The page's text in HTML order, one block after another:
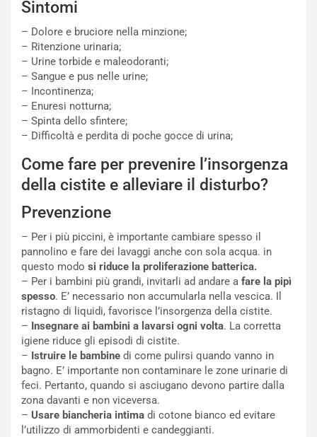
Sintomi
– Dolore e bruciore nella minzione;
– Ritenzione urinaria;
– Urine torbide e maleodoranti;
– Sangue e pus nelle urine;
– Incontinenza;
– Enuresi notturna;
– Spinta dello sfintere;
– Difficoltà e perdita di poche gocce di urina;
Come fare per prevenire l’insorgenza
della cistite e alleviare il disturbo?
Prevenzione
– Per i più piccini, è importante cambiare spesso il
pannolino e fare dei lavaggi anche con sola acqua. in
questo modo si riduce la proliferazione batterica.
– Per i bambini più grandi, invitarli ad andare a fare la pipì
spesso. E’ necessario non accumularla nella vescica. Il
ristagno di liquidi, favorisce l’insorgenza della cistite.
– Insegnare ai bambini a lavarsi ogni volta. La corretta
igiene riduce gli episodi di cistite.
– Istruire le bambine di come pulirsi quando vanno in
bagno. E’ importante non contaminare le zone urinarie di
feci. Pertanto, quando si asciugano devono partire dalla
zona davanti e non viceversa.
– Usare biancheria intima di cotone bianco ed evitare
l’utilizzo di ammorbidenti e candeggianti.